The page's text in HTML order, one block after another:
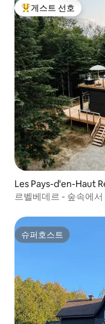
상위 게스트 선호
게스트 선호
Les Pays-d'en-Haut
의 집
르벨베데르 - 숲속에
슈퍼호스트
슈퍼호스트